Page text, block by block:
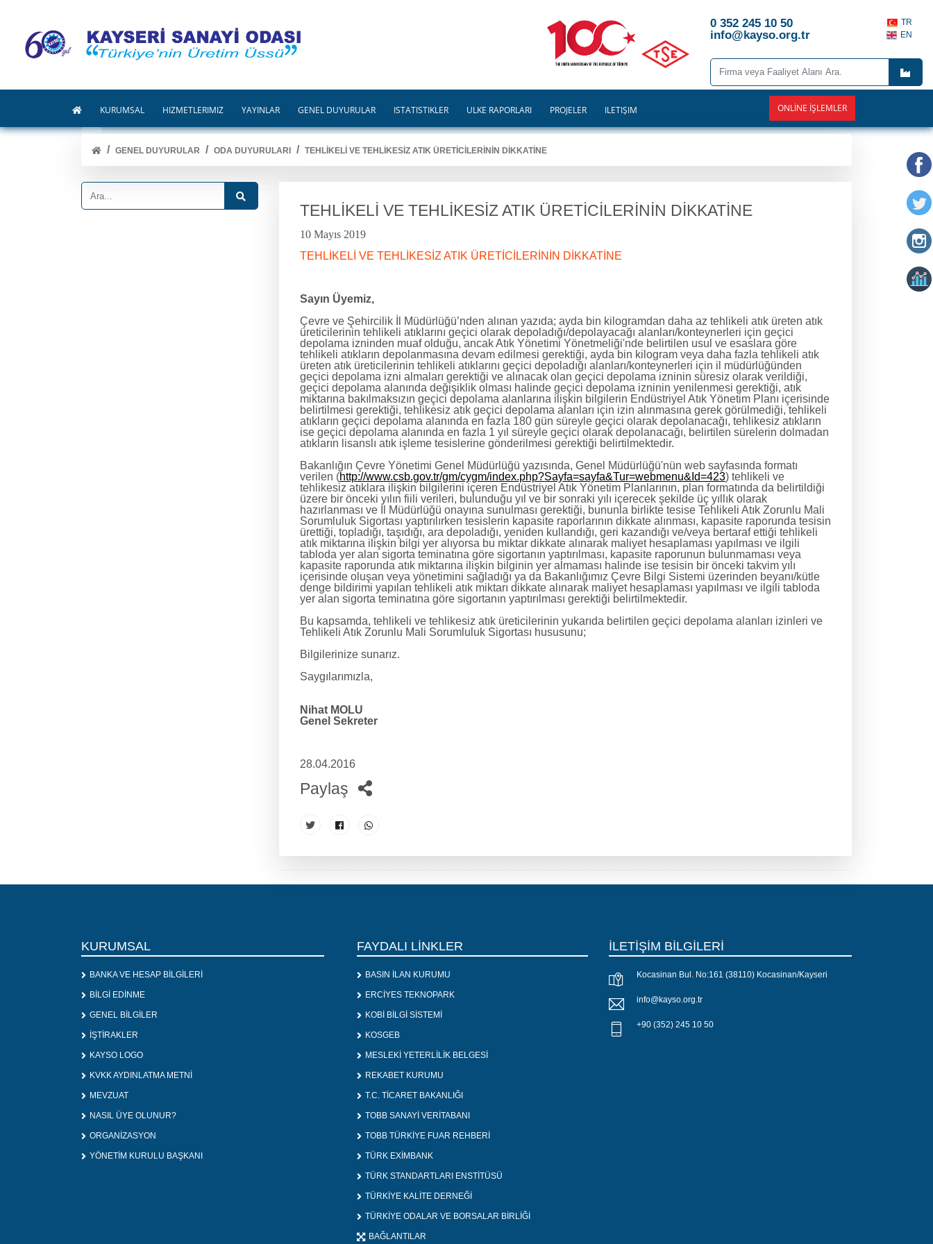
0 352 245 10 50
info@kayso.org.tr
TR
EN
KURUMSAL HİZMETLERİMİZ YAYINLAR GENEL DUYURULAR İSTATİSTİKLER ÜLKE RAPORLARI PROJELER İLETİŞİM ONLINE İŞLEMLER
GENEL DUYURULAR ODA DUYURULARI TEHLİKELİ VE TEHLİKESİZ ATIK ÜRETİCİLERİNİN DİKKATİNE
TEHLİKELİ VE TEHLİKESİZ ATIK ÜRETİCİLERİNİN DİKKATİNE
10 Mayıs 2019
TEHLİKELİ VE TEHLİKESİZ ATIK ÜRETİCİLERİNİN DİKKATİNE
Sayın Üyemiz,
Çevre ve Şehircilik İl Müdürlüğü’nden alınan yazıda; ayda bin kilogramdan daha az tehlikeli atık üreten atık
üreticilerinin tehlikeli atıklarını geçici olarak depoladığı/depolayacağı alanları/konteynerleri için geçici
depolama izninden muaf olduğu, ancak Atık Yönetimi Yönetmeliği'nde belirtilen usul ve esaslara göre
tehlikeli atıkların depolanmasına devam edilmesi gerektiği, ayda bin kilogram veya daha fazla tehlikeli atık
üreten atık üreticilerinin tehlikeli atıklarını geçici depoladığı alanları/konteynerleri için il müdürlüğünden
geçici depolama izni almaları gerektiği ve alınacak olan geçici depolama izninin süresiz olarak verildiği,
geçici depolama alanında değişiklik olması halinde geçici depolama izninin yenilenmesi gerektiği, atık
miktarına bakılmaksızın geçici depolama alanlarına ilişkin bilgilerin Endüstriyel Atık Yönetim Planı içerisinde
belirtilmesi gerektiği, tehlikesiz atık geçici depolama alanları için izin alınmasına gerek görülmediği, tehlikeli
atıkların geçici depolama alanında en fazla 180 gün süreyle geçici olarak depolanacağı, tehlikesiz atıkların
ise geçici depolama alanında en fazla 1 yıl süreyle geçici olarak depolanacağı, belirtilen sürelerin dolmadan
atıkların lisanslı atık işleme tesislerine gönderilmesi gerektiği belirtilmektedir.
Bakanlığın Çevre Yönetimi Genel Müdürlüğü yazısında, Genel Müdürlüğü'nün web sayfasında formatı
verilen (http://www.csb.gov.tr/gm/cygm/index.php?Sayfa=sayfa&Tur=webmenu&Id=423) tehlikeli ve
tehlikesiz atıklara ilişkin bilgilerini içeren Endüstriyel Atık Yönetim Planlarının, plan formatında da belirtildiği
üzere bir önceki yılın fiili verileri, bulunduğu yıl ve bir sonraki yılı içerecek şekilde üç yıllık olarak
hazırlanması ve İl Müdürlüğü onayına sunulması gerektiği, bununla birlikte tesise Tehlikeli Atık Zorunlu Mali
Sorumluluk Sigortası yaptırılırken tesislerin kapasite raporlarının dikkate alınması, kapasite raporunda tesisin
ürettiği, topladığı, taşıdığı, ara depoladığı, yeniden kullandığı, geri kazandığı ve/veya bertaraf ettiği tehlikeli
atık miktarına ilişkin bilgi yer alıyorsa bu miktar dikkate alınarak maliyet hesaplaması yapılması ve ilgili
tabloda yer alan sigorta teminatına göre sigortanın yaptırılması, kapasite raporunun bulunmaması veya
kapasite raporunda atık miktarına ilişkin bilginin yer almaması halinde ise tesisin bir önceki takvim yılı
içerisinde oluşan veya yönetimini sağladığı ya da Bakanlığımız Çevre Bilgi Sistemi üzerinden beyanı/kütle
denge bildirimi yapılan tehlikeli atık miktarı dikkate alınarak maliyet hesaplaması yapılması ve ilgili tabloda
yer alan sigorta teminatına göre sigortanın yaptırılması gerektiği belirtilmektedir.
Bu kapsamda, tehlikeli ve tehlikesiz atık üreticilerinin yukarıda belirtilen geçici depolama alanları izinleri ve
Tehlikeli Atık Zorunlu Mali Sorumluluk Sigortası hususunu;
Bilgilerinize sunarız.
Saygılarımızla,
Nihat MOLU
Genel Sekreter
28.04.2016
Paylaş
KURUMSAL
BANKA VE HESAP BİLGİLERİ
BİLGİ EDİNME
GENEL BİLGİLER
İŞTİRAKLER
KAYSO LOGO
KVKK AYDINLATMA METNİ
MEVZUAT
NASIL ÜYE OLUNUR?
ORGANİZASYON
YÖNETİM KURULU BAŞKANI
FAYDALI LİNKLER
BASIN İLAN KURUMU
ERCİYES TEKNOPARK
KOBİ BİLGİ SİSTEMİ
KOSGEB
MESLEKİ YETERLİLİK BELGESİ
REKABET KURUMU
T.C. TİCARET BAKANLIĞI
TOBB SANAYİ VERİTABANI
TOBB TÜRKİYE FUAR REHBERİ
TÜRK EXİMBANK
TÜRK STANDARTLARI ENSTİTÜSÜ
TÜRKİYE KALİTE DERNEĞİ
TÜRKİYE ODALAR VE BORSALAR BİRLİĞİ
BAĞLANTILAR
İLETİŞİM BİLGİLERİ
Kocasinan Bul. No:161 (38110) Kocasinan/Kayseri
info@kayso.org.tr
+90 (352) 245 10 50